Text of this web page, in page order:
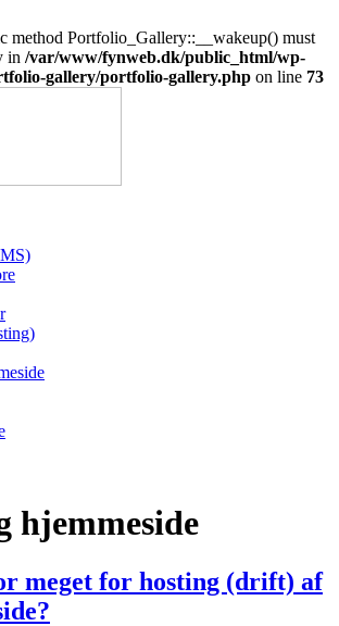
method Portfolio_Gallery::__wakeup() must
in /var/www/fynweb.dk/public_html/wp-
gallery/portfolio-gallery.php on line 73
hjemmeside
meget for hosting (drift) af